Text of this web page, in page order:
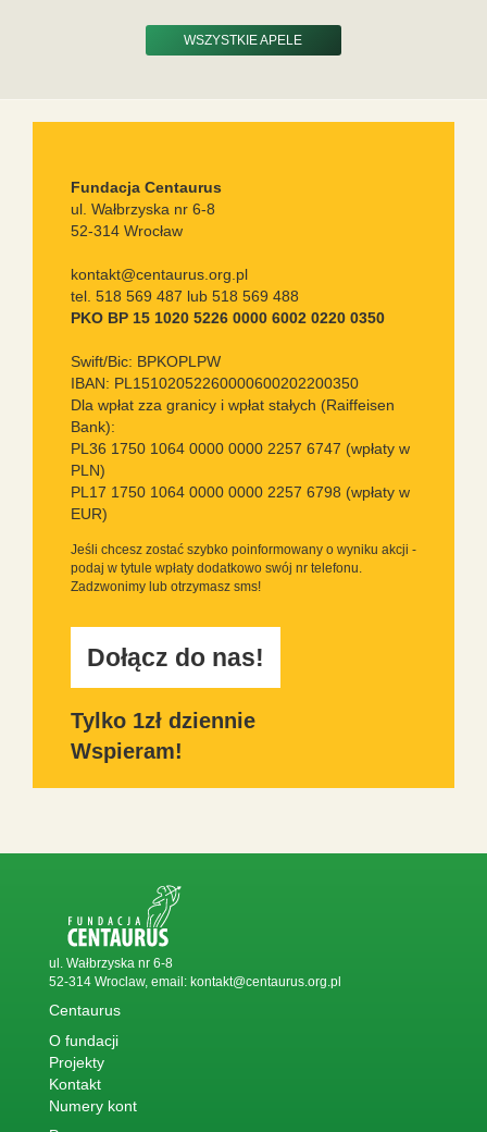
WSZYSTKIE APELE
Fundacja Centaurus
ul. Wałbrzyska nr 6-8
52-314 Wrocław
kontakt@centaurus.org.pl
tel. 518 569 487 lub 518 569 488
PKO BP 15 1020 5226 0000 6002 0220 0350
Swift/Bic: BPKOPLPW
IBAN: PL15102052260000600202200350
Dla wpłat zza granicy i wpłat stałych (Raiffeisen
Bank):
PL36 1750 1064 0000 0000 2257 6747 (wpłaty w
PLN)
PL17 1750 1064 0000 0000 2257 6798 (wpłaty w
EUR)
Jeśli chcesz zostać szybko poinformowany o wyniku akcji -
podaj w tytule wpłaty dodatkowo swój nr telefonu.
Zadzwonimy lub otrzymasz sms!
Dołącz do nas!
Tylko 1zł dziennie
Wspieram!
ul. Wałbrzyska nr 6-8
52-314 Wroclaw, email: kontakt@centaurus.org.pl
Centaurus
O fundacji
Projekty
Kontakt
Numery kont